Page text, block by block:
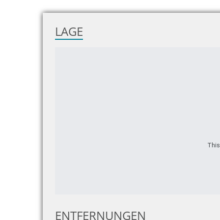
LAGE
ENTFERNUNGEN